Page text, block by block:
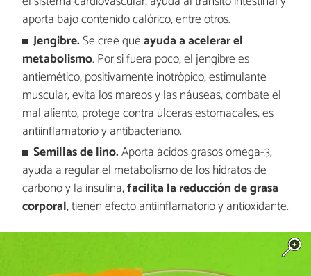
aporta bajo contenido calórico, entre otros.
Jengibre.Se cree queayuda a acelerar el
metabolismo. Por si fuera poco, el jengibre es
antiemético, positivamente inotrópico, estimulante
muscular, evita los mareos y las náuseas, combate el
mal aliento, protege contra úlceras estomacales, es
antiinflamatorio y antibacteriano.
Semillas de lino.Aporta ácidos grasos omega-3,
ayuda a regular el metabolismo de los hidratos de
carbono y la insulina,facilita la reducción de grasa
corporal, tienen efecto antiinflamatorio y antioxidante.